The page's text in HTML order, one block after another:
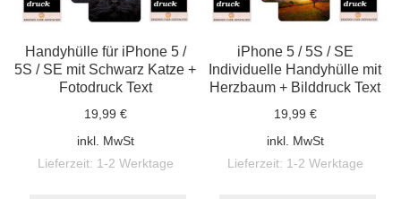
Handyhülle für iPhone 5 /
5S / SE mit Schwarz Katze +
Fotodruck Text
19,99 €
inkl. MwSt
Lieferzeit: 1-2 Werktage
iPhone 5 / 5S / SE
Individuelle Handyhülle mit
Herzbaum + Bilddruck Text
19,99 €
inkl. MwSt
Lieferzeit: 1-2 Werktage